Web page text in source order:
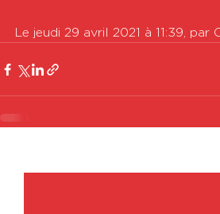
Le jeudi 29 avril 2021 à 11:39, par